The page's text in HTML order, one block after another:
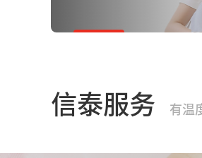
信泰服务 有温